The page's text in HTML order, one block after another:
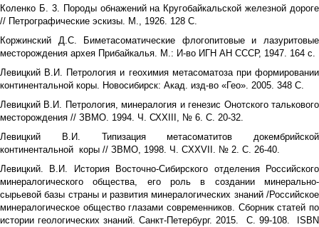
Коленко Б. 3. Породы обнажений на Кругобайкальской железной дороге
// Петрографические эскизы. М., 1926. 128 С.
Коржинский Д.С. Биметасоматические флогопитовые и лазуритовые
месторождения архея Прибайкалья. М.: И-во ИГН АН СССР, 1947. 164 с.
Левицкий В.И. Петрология и геохимия метасоматоза при формировании
континентальной коры. Новосибирск: Акад. изд-во «Гео». 2005. 348 С.
Левицкий В.И. Петрология, минералогия и генезис Онотского талькового
месторождения // ЗВМО. 1994. Ч. СХХIII, № 6. С. 20-32.
Левицкий В.И. Типизация метасоматитов докембрийской
континентальной коры // ЗВМО, 1998. Ч. СXXVII. № 2. С. 26-40.
Левицкий. В.И. История Восточно-Сибирского отделения Российского
минералогического общества, его роль в создании минерально-
сырьевой базы страны и развития минералогических знаний /Российское
минералогическое общество глазами современников. Сборник статей по
истории геологических знаний. Санкт-Петербург. 2015. С. 99-108. ISBN